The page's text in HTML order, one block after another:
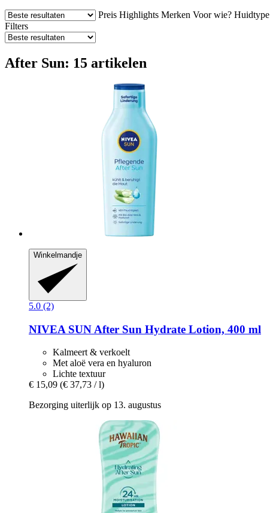
Preis Highlights Merken Voor wie? Huidtype
Filters
After Sun: 15 artikelen
Winkelmandje
5.0 (2)
NIVEA SUN After Sun Hydrate Lotion, 400 ml
Kalmeert & verkoelt
Met aloë vera en hyaluron
Lichte textuur
€ 15,09 (€ 37,73 / l)
Bezorging uiterlijk op 13. augustus